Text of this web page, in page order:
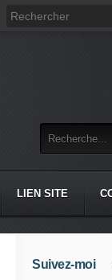
LIEN SITE
Suivez-moi